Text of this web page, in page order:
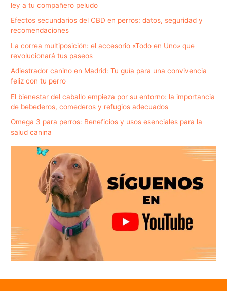
ley a tu compañero peludo
Efectos secundarios del CBD en perros: datos, seguridad y
recomendaciones
La correa multiposición: el accesorio «Todo en Uno» que
revolucionará tus paseos
Adiestrador canino en Madrid: Tu guía para una convivencia
feliz con tu perro
El bienestar del caballo empieza por su entorno: la importancia
de bebederos, comederos y refugios adecuados
Omega 3 para perros: Beneficios y usos esenciales para la
salud canina